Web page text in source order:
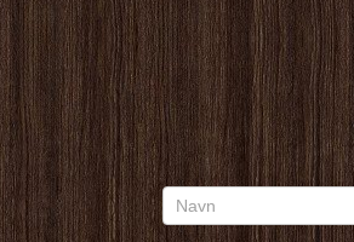
Forespørgsel